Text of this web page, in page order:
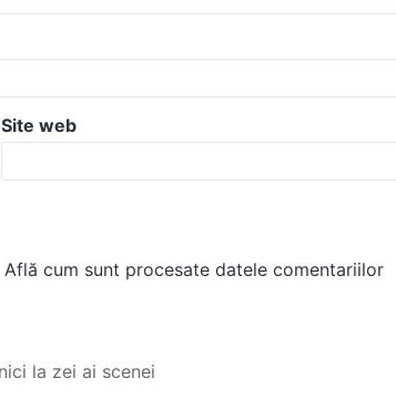
Site web
Află cum sunt procesate datele comentariilor